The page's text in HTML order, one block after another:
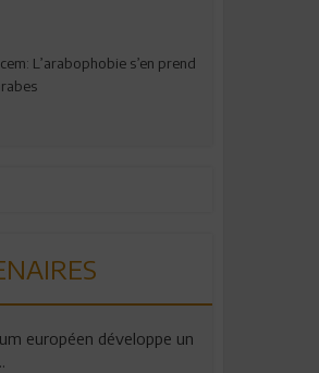
L’arabophobie s’en prend
européen développe un